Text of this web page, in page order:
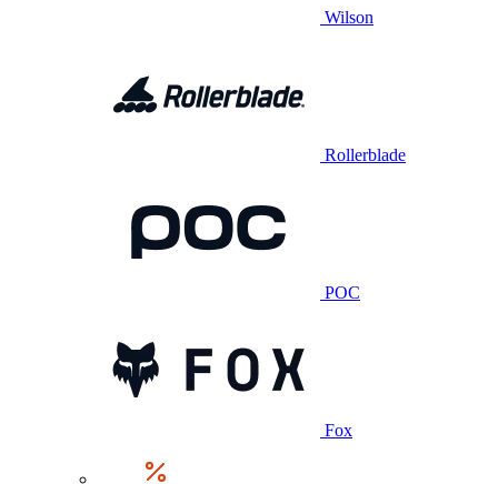
Wilson
Rollerblade
POC
Fox